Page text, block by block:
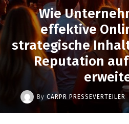
Wie
effektive
strategische
Reputation
By CARPR PRESSEVERTEILER